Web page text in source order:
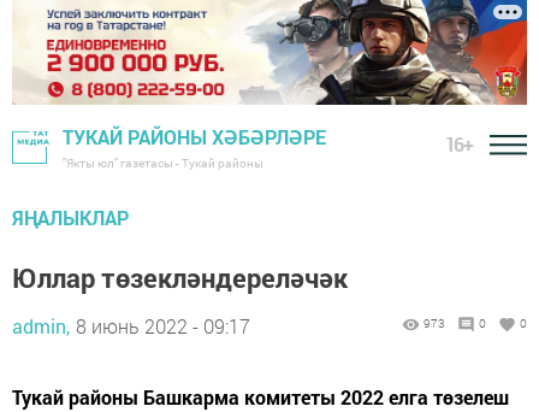
ТУКАЙ РАЙОНЫ ХӘБӘРЛӘРЕ
"Якты юл" газетасы - Тукай районы
16+
ЯҢАЛЫКЛАР
Юллар төзекләндереләчәк
admin, 8 июнь 2022 - 09:17 973 0 0
Тукай районы Башкарма комитеты 2022 елга төзелеш